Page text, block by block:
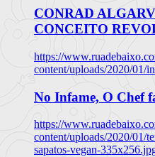
CONRAD
CONCEITO
https://
content/uploads/2020/01/
No Infame, O Chef
https://
content/uploads/2020/01/
sapatos-vegan-